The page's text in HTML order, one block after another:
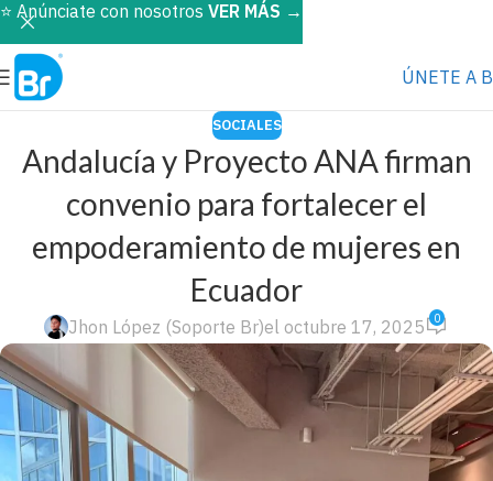
ÚNETE A
SOCIALES
Andalucía y Proyecto ANA firman
convenio para fortalecer el
empoderamiento de mujeres en
Ecuador
Jhon López (Soporte Br)el octubre 17, 2025 0
⭐️ Anúnciate con nosotros VER MÁS →